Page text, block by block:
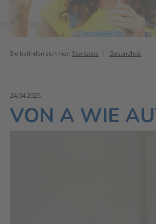
Sie befinden sich hier: Startseite Gesundheit
24.04.2025
VON A WIE